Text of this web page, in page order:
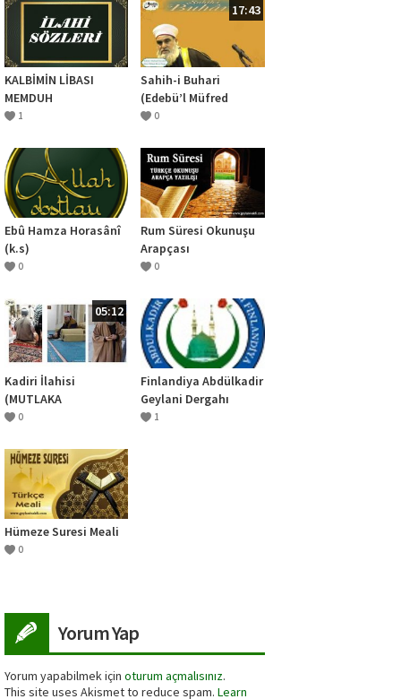
KALBİMİN LİBASI
MEMDUH
1
17:43
Sahih-i Buhari
(Edebü’l Müfred
Dersleri 1.Sohbet) –
Saygı
0
Ebû Hamza Horasânî
(k.s)
0
Rum Süresi Okunuşu
Arapçası
0
05:12
Kadiri İlahisi
(MUTLAKA
DİNLEMELİSİN)
0
Finlandiya Abdülkadir
Geylani Dergahı
1
Hümeze Suresi Meali
0
Yorum Yap
Yorum yapabilmek için oturum açmalısınız.
This site uses Akismet to reduce spam. Learn